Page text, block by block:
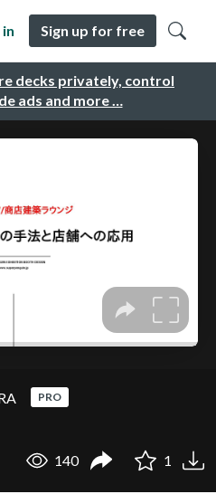
decks privately, control
ads and more …
in Sign up for free
PRO
140 1